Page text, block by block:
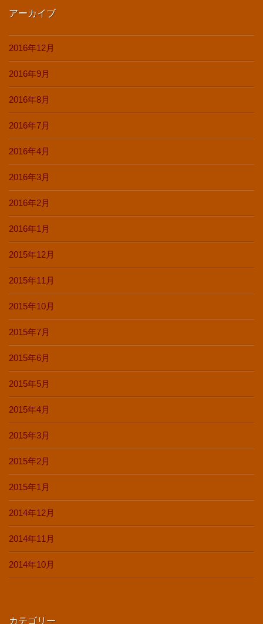
アーカイブ
2016年12月
2016年9月
2016年8月
2016年7月
2016年4月
2016年3月
2016年2月
2016年1月
2015年12月
2015年11月
2015年10月
2015年7月
2015年6月
2015年5月
2015年4月
2015年3月
2015年2月
2015年1月
2014年12月
2014年11月
2014年10月
カテゴリー